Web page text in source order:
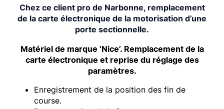
Chez ce client pro de Narbonne, remplacement
de la carte électronique de la motorisation d’une
porte sectionnelle.
Matériel de marque ‘Nice’. Remplacement de la
carte électronique et reprise du réglage des
paramètres.
Enregistrement de la position des fin de
course.